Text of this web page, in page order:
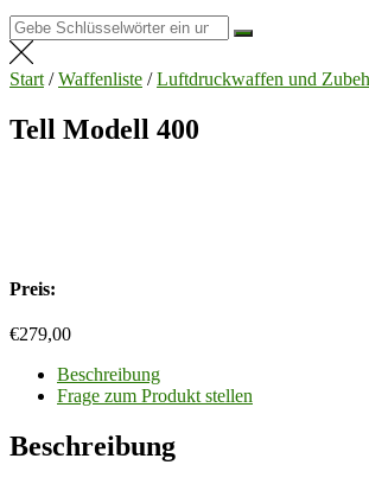
Suchen
nach:
Start /Waffenliste /Luftdruckwaffen und
Tell Modell 400
Preis:
€279,00
Beschreibung
Frage zum Produkt stellen
Beschreibung